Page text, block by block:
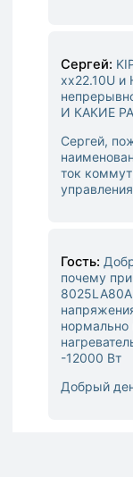
Сергей:
xx22.10U и
И КАКИЕ
Сергей,
ток
Гость:
почему
8025LA80А
нормально
-12000 Вт
Добрый